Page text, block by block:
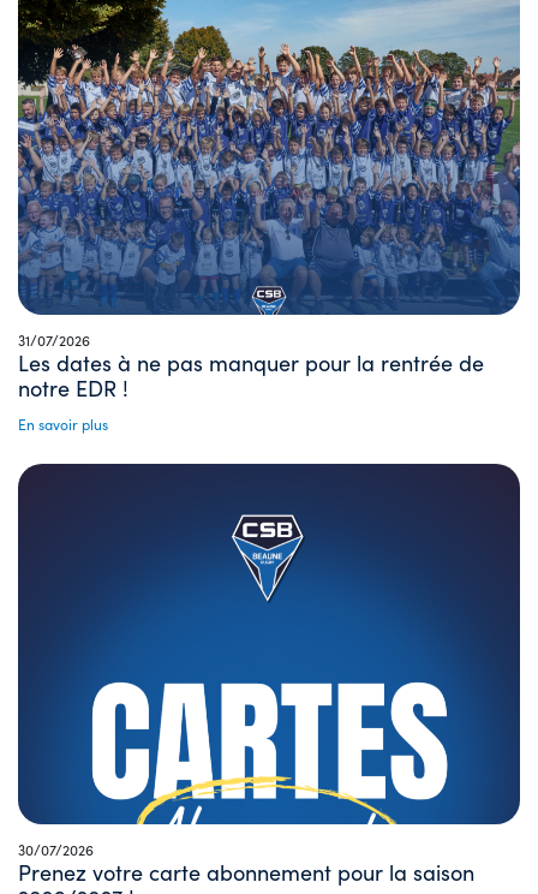
31/07/2026
Les dates à ne pas manquer pour la rentrée de
notre EDR !
En savoir plus
30/07/2026
Prenez votre carte abonnement pour la saison